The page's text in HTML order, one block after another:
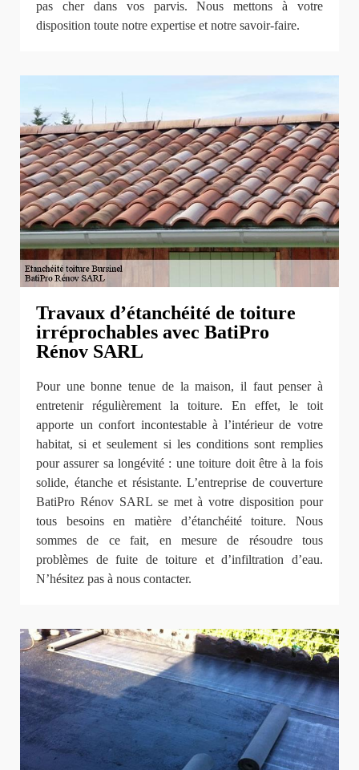
pas cher dans vos parvis. Nous mettons à votre
disposition toute notre expertise et notre savoir-faire.
Travaux d’étanchéité de toiture
irréprochables avec BatiPro
Rénov SARL
Pour une bonne tenue de la maison, il faut penser à
entretenir régulièrement la toiture. En effet, le toit
apporte un confort incontestable à l’intérieur de votre
habitat, si et seulement si les conditions sont remplies
pour assurer sa longévité : une toiture doit être à la fois
solide, étanche et résistante. L’entreprise de couverture
BatiPro Rénov SARL se met à votre disposition pour
tous besoins en matière d’étanchéité toiture. Nous
sommes de ce fait, en mesure de résoudre tous
problèmes de fuite de toiture et d’infiltration d’eau.
N’hésitez pas à nous contacter.